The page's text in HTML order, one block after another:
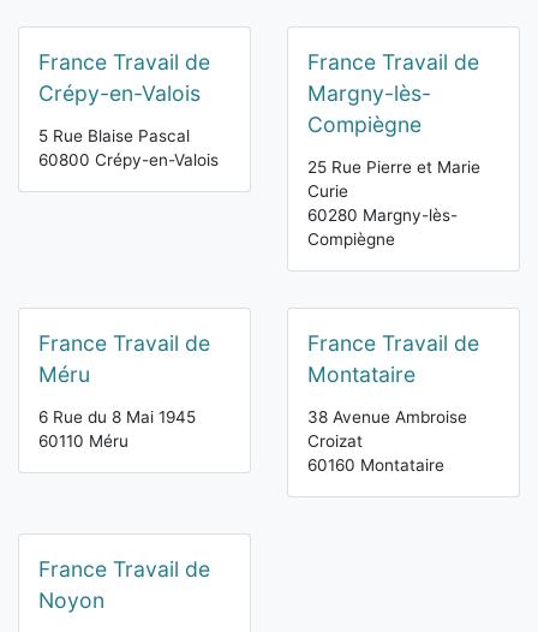
France Travail de
Crépy-en-Valois
5 Rue Blaise Pascal
60800 Crépy-en-Valois
France Travail de
Margny-lès-
Compiègne
25 Rue Pierre et Marie
Curie
60280 Margny-lès-
Compiègne
France Travail de
Méru
6 Rue du 8 Mai 1945
60110 Méru
France Travail de
Montataire
38 Avenue Ambroise
Croizat
60160 Montataire
France Travail de
Noyon